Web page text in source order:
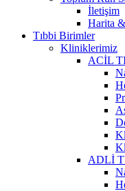
İletişim
Harita
Tıbbi Birimler
Kliniklerimiz
ACİL
ADLİ